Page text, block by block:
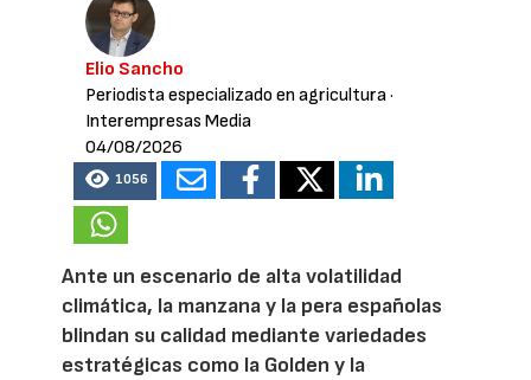
Elio Sancho
Periodista especializado en agricultura·
Interempresas Media
04/08/2026
1056
Ante un escenario de alta volatilidad
climática, la manzana y la pera españolas
blindan su calidad mediante variedades
estratégicas como la Golden y la